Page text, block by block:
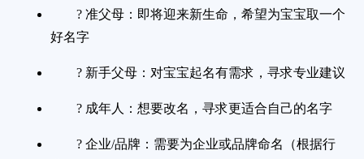
?准父母 ：即将迎来新生命，希望为宝宝取一个
好名字
? 新手父母 ：对宝宝起名有需求，寻求专业建议
? 成年人 ：想要改名，寻求更适合自己的名字
?企业/品牌 ：需要为企业或品牌命名（根据行